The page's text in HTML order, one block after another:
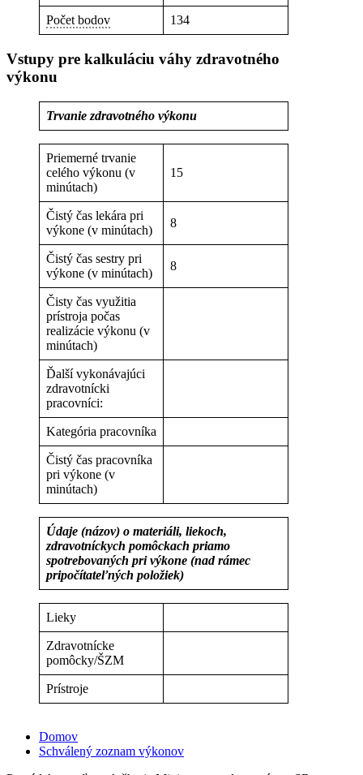
Počet bodov 134
Vstupy pre kalkuláciu váhy zdravotného
výkonu
Trvanie zdravotného výkonu
Priemerné trvanie
celého výkonu (v
minútach)
15
Čistý čas lekára pri
výkone (v minútach)
8
Čistý čas sestry pri
výkone (v minútach)
8
Čisty čas využitia
prístroja počas
realizácie výkonu (v
minútach)
Ďalší vykonávajúci
zdravotnícki
pracovníci:
Kategória pracovníka
Čistý čas pracovníka
pri výkone (v
minútach)
Údaje (názov) o materiáli, liekoch,
zdravotníckych pomôckach priamo
spotrebovaných pri výkone (nad rámec
pripočítateľných položiek)
Lieky
Zdravotnícke
pomôcky/ŠZM
Prístroje
Domov
Schválený zoznam výkonov